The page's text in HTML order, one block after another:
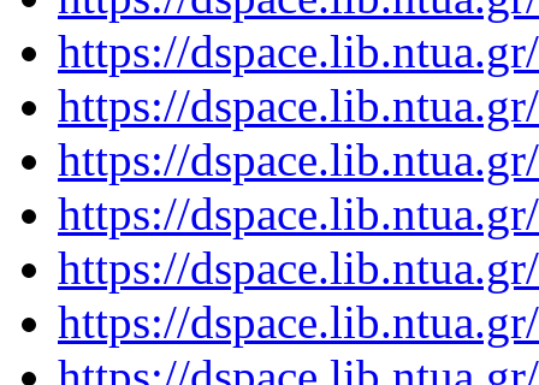
https://
https://
https://
https://
https://
https://